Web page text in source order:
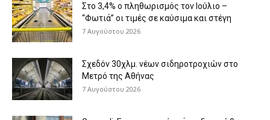
Στο 3,4% ο πληθωρισμός τον Ιούλιο –
“Φωτιά” οι τιμές σε καύσιμα και στέγη
7 Αυγούστου 2026
Σχεδόν 30χλμ. νέων σιδηροτροχιών στο
Μετρό της Αθήνας
7 Αυγούστου 2026